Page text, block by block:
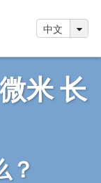
中文
米 长
？